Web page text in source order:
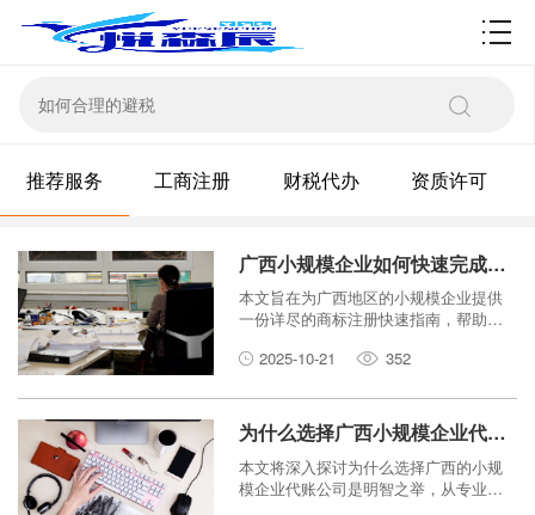
资质许可
推荐服务 工商注册 财税代办 资质许可
广西小规模企业如何快速完成商标注册？
本文旨在为广西地区的小规模企业提供
一份详尽的商标注册快速指南，帮助您
2025-10-21
352
为什么选择广西小规模企业代账公司？
本文将深入探讨为什么选择广西的小规
模企业代账公司是明智之举，从专业